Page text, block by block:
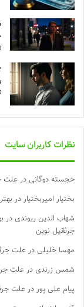
نظرات کاربران سایت
خجسته دوگانی در علت
بختیار امیربختیار در
شهاب الدین ریوندی در
جرثقیل نوین
مهسا خلیلی در علت
شمس زرندی در علت
پیام علی پور در علت